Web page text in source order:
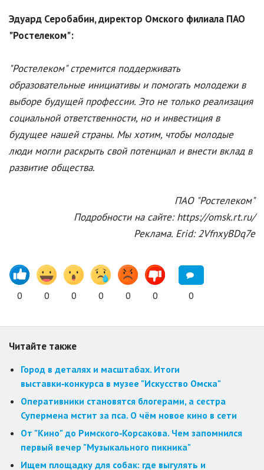
Эдуард Серобабин, директор Омского филиала ПАО
"Ростелеком":
"Ростелеком" стремится поддерживать
образовательные инициативы и помогать молодежи в
выборе будущей профессии. Это не только реализация
социальной ответственности, но и инвестиция в
будущее нашей страны. Мы хотим, чтобы молодые
люди могли раскрыть свой потенциал и внести вклад в
развитие общества.
ПАО "Ростелеком"
Подробности на сайте: https://omsk.rt.ru/
Реклама. Erid: 2VfnxyBDq7e
0 0 0 0 0 0 0
Читайте также
Город в деталях и масштабах. Итоги
выставки‑конкурса в музее "Искусство Омска"
Оперативники становятся блогерами, а сестра
Супермена мстит за пса. О чём новое кино в сети
От "Кино" до Римского‑Корсакова. Чем запомнился
первый вечер "Музыкального пикника"
Ищем площадку для собак: где выгулять и